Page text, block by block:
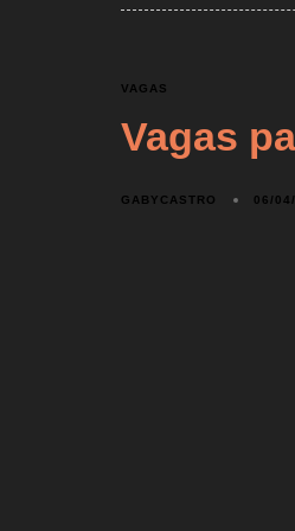
VAGAS
Vagas
GABYCASTRO 06/